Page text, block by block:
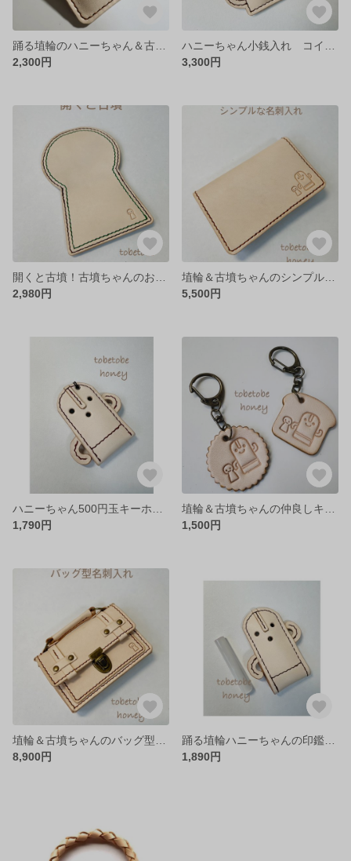
2,300円
3,300円
2,980円
5,500円
1,790円
1,500円
8,900円
1,890円